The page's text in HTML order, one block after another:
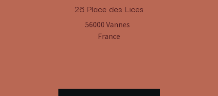
​26 Place des Lices
56000 Vannes
France